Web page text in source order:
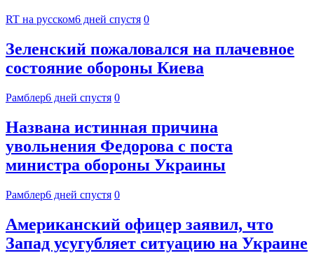
RT на русском6 дней спустя 0
Зеленский пожаловался на плачевное
состояние обороны Киева
Рамблер6 дней спустя 0
Названа истинная причина
увольнения Федорова с поста
министра обороны Украины
Рамблер6 дней спустя 0
Американский офицер заявил, что
Запад усугубляет ситуацию на Украине